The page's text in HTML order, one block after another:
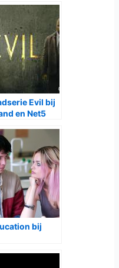
Evil bij
en Net5
bij